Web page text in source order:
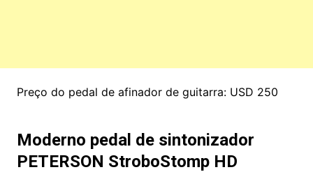
Preço do pedal de afinador de guitarra: USD 250
Moderno pedal de sintonizador
PETERSON StroboStomp HD